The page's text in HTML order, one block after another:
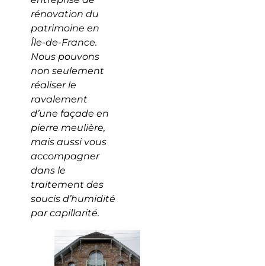
rénovation du
patrimoine en
Île-de-France.
Nous pouvons
non seulement
réaliser le
ravalement
d’une façade en
pierre meulière,
mais aussi vous
accompagner
dans le
traitement des
soucis d’humidité
par capillarité.